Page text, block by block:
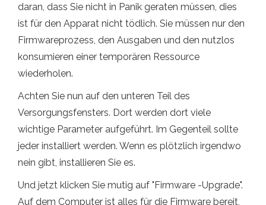
daran, dass Sie nicht in Panik geraten müssen, dies
ist für den Apparat nicht tödlich. Sie müssen nur den
Firmwareprozess, den Ausgaben und den nutzlos
konsumieren einer temporären Ressource
wiederholen.
Achten Sie nun auf den unteren Teil des
Versorgungsfensters. Dort werden dort viele
wichtige Parameter aufgeführt. Im Gegenteil sollte
jeder installiert werden. Wenn es plötzlich irgendwo
nein gibt, installieren Sie es.
Und jetzt klicken Sie mutig auf "Firmware -Upgrade".
Auf dem Computer ist alles für die Firmware bereit,